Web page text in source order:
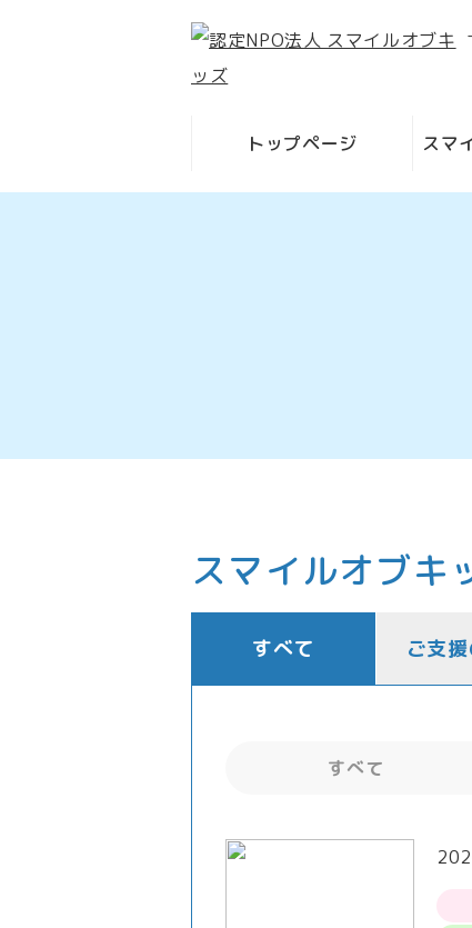
-
トップページ スマ
スマイルオブキ
すべて ご支
すべて